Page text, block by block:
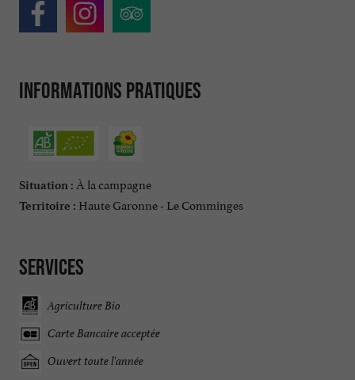
Informations pratiques
Situation : À la campagne
Territoire : Haute Garonne - Le Comminges
Services
Agriculture Bio
Carte Bancaire acceptée
Ouvert toute l'année